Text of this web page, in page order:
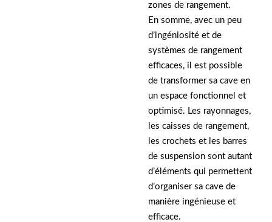
zones de rangement.
En somme, avec un peu
d’ingéniosité et de
systèmes de rangement
efficaces, il est possible
de transformer sa cave en
un espace fonctionnel et
optimisé. Les rayonnages,
les caisses de rangement,
les crochets et les barres
de suspension sont autant
d’éléments qui permettent
d’organiser sa cave de
manière ingénieuse et
efficace.